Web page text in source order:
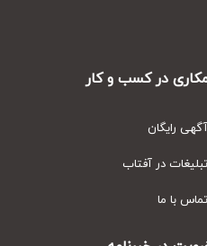
در کسب و کار
رایگان
در آفتاب
با ما